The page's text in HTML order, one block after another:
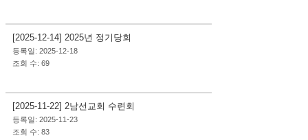
[2025-12-14] 2025년 정기당회
등록일: 2025-12-18
조회 수: 69
[2025-11-22] 2남선교회 수련회
등록일: 2025-11-23
조회 수: 83